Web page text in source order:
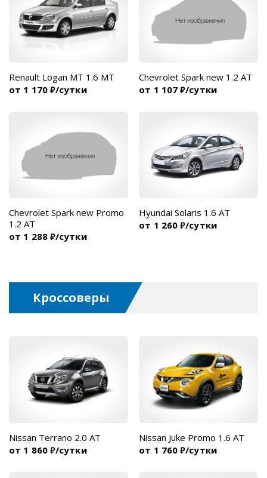
Renault Logan МТ 1.6 MT
от 1 170 ₽/сутки
Chevrolet Spark new 1.2 AT
от 1 107₽/сутки
Chevrolet Spark new Promo
1.2 AT
от 1 288 ₽/сутки
Hyundai Solaris 1.6 AT
от 1 260₽/сутки
Кроссоверы
Nissan Terrano 2.0 AT
от 1 860 ₽/сутки
Nissan Juke Promo 1.6 AT
от 1 760₽/сутки